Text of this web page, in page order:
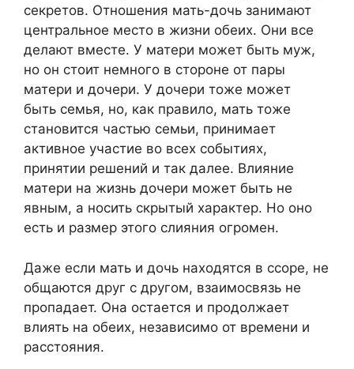
секретов. Отношения мать-дочь занимают
центральное место в жизни обеих. Они все
делают вместе. У матери может быть муж,
но он стоит немного в стороне от пары
матери и дочери. У дочери тоже может
быть семья, но, как правило, мать тоже
становится частью семьи, принимает
активное участие во всех событиях,
принятии решений и так далее. Влияние
матери на жизнь дочери может быть не
явным, а носить скрытый характер. Но оно
есть и размер этого слияния огромен.
Даже если мать и дочь находятся в ссоре, не
общаются друг с другом, взаимосвязь не
пропадает. Она остается и продолжает
влиять на обеих, независимо от времени и
расстояния.